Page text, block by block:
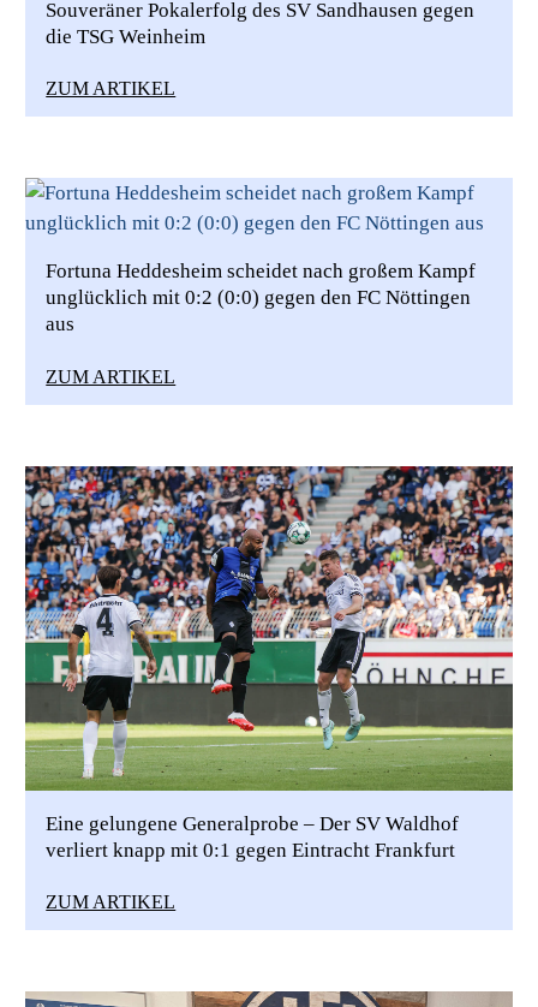
Souveräner Pokalerfolg des SV Sandhausen gegen
die TSG Weinheim
ZUM ARTIKEL
Fortuna Heddesheim scheidet nach großem Kampf
unglücklich mit 0:2 (0:0) gegen den FC Nöttingen
aus
ZUM ARTIKEL
Eine gelungene Generalprobe – Der SV Waldhof
verliert knapp mit 0:1 gegen Eintracht Frankfurt
ZUM ARTIKEL